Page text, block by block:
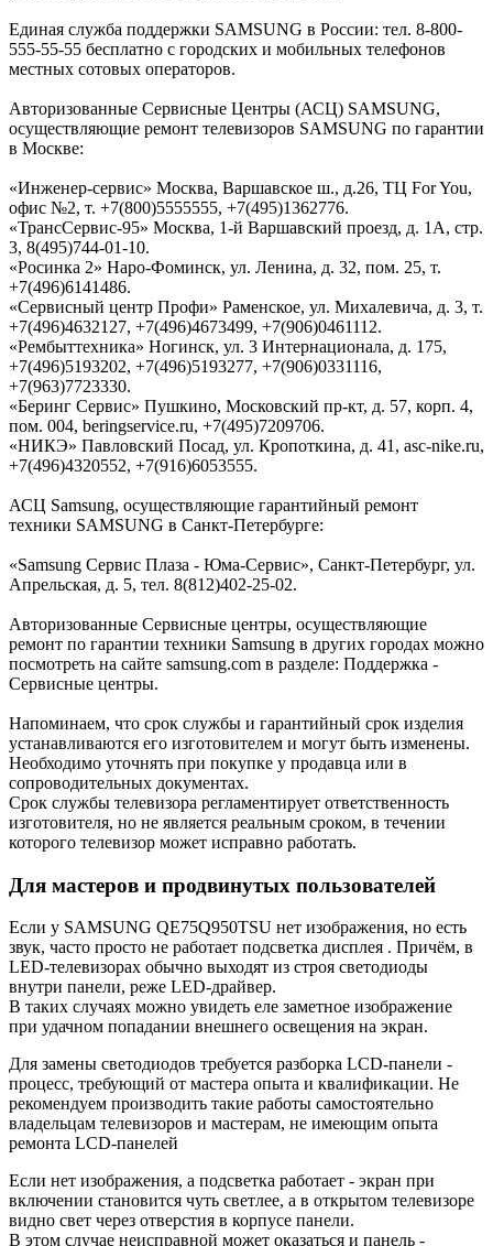
Единая служба поддержки SAMSUNG в России: тел. 8-800-
555-55-55 бесплатно с городских и мобильных телефонов
местных сотовых операторов.
Авторизованные Сервисные Центры (АСЦ) SAMSUNG,
осуществляющие ремонт телевизоров SAMSUNG по гарантии
в Москве:
«Инженер-сервис» Москва, Варшавское ш., д.26, ТЦ For You,
офис №2, т. +7(800)5555555, +7(495)1362776.
«ТрансСервис-95» Москва, 1-й Варшавский проезд, д. 1А, стр.
3, 8(495)744-01-10.
«Росинка 2» Наро-Фоминск, ул. Ленина, д. 32, пом. 25, т.
+7(496)6141486.
«Сервисный центр Профи» Раменское, ул. Михалевича, д. 3, т.
+7(496)4632127, +7(496)4673499, +7(906)0461112.
«Рембыттехника» Ногинск, ул. 3 Интернационала, д. 175,
+7(496)5193202, +7(496)5193277, +7(906)0331116,
+7(963)7723330.
«Беринг Сервис» Пушкино, Московский пр-кт, д. 57, корп. 4,
пом. 004, beringservice.ru, +7(495)7209706.
«НИКЭ» Павловский Посад, ул. Кропоткина, д. 41, asc-nike.ru,
+7(496)4320552, +7(916)6053555.
АСЦ Samsung, осуществляющие гарантийный ремонт
техники SAMSUNG в Санкт-Петербурге:
«Samsung Сервис Плаза - Юма-Cервис», Санкт-Петербург, ул.
Апрельская, д. 5, тел. 8(812)402-25-02.
Авторизованные Сервисные центры, осуществляющие
ремонт по гарантии техники Samsung в других городах можно
посмотреть на сайте samsung.com в разделе: Поддержка -
Сервисные центры.
Напоминаем, что срок службы и гарантийный срок изделия
устанавливаются его изготовителем и могут быть изменены.
Необходимо уточнять при покупке у продавца или в
сопроводительных документах.
Срок службы телевизора регламентирует ответственность
изготовителя, но не является реальным сроком, в течении
которого телевизор может исправно работать.
Для мастеров и продвинутых пользователей
Если у SAMSUNG QE75Q950TSU нет изображения, но есть
звук, часто просто не работает подсветка дисплея . Причём, в
LED-телевизорах обычно выходят из строя светодиоды
внутри панели, реже LED-драйвер.
В таких случаях можно увидеть еле заметное изображение
при удачном попадании внешнего освещения на экран.
Для замены светодиодов требуется разборка LCD-панели -
процесс, требующий от мастера опыта и квалификации. Не
рекомендуем производить такие работы самостоятельно
владельцам телевизоров и мастерам, не имеющим опыта
ремонта LCD-панелей
Если нет изображения, а подсветка работает - экран при
включении становится чуть светлее, а в открытом телевизоре
видно свет через отверстия в корпусе панели.
В этом случае неисправной может оказаться и панель -